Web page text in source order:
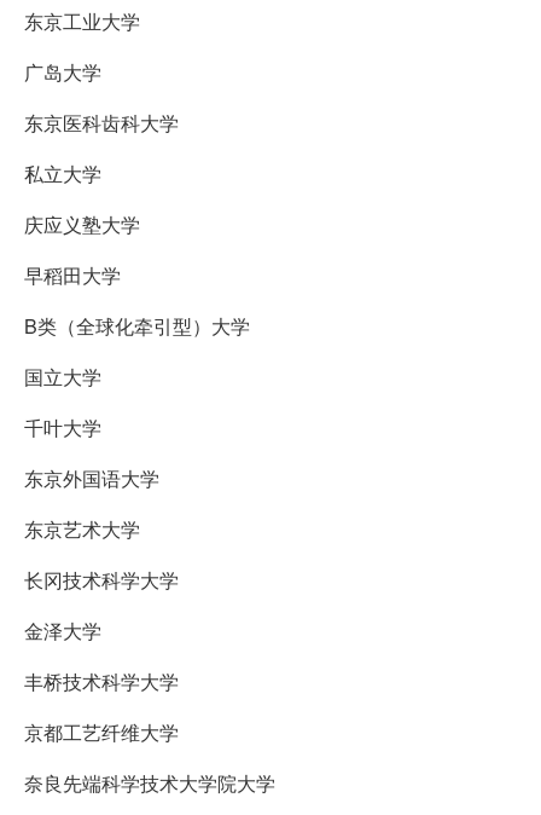
东京工业大学
广岛大学
东京医科齿科大学
私立大学
庆应义塾大学
早稻田大学
B类（全球化牵引型）大学
国立大学
千叶大学
东京外国语大学
东京艺术大学
长冈技术科学大学
金泽大学
丰桥技术科学大学
京都工艺纤维大学
奈良先端科学技术大学院大学